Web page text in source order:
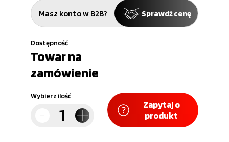
Masz konto w B2B? Sprawdź cenę
Dostępność
Towar na
zamówienie
Wybierz ilość
Zapytaj o
produkt